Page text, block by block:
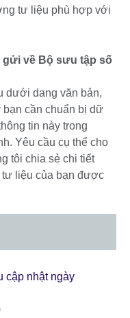
tư liệu phù hợp với
gửi về Bộ sưu tập số
dưới dang văn bản,
bạn cần chuẩn bị dữ
tin này trong
Yêu cầu cụ thể cho
tôi chia sẻ chi tiết
tư liệu của bạn được
cập nhật ngày